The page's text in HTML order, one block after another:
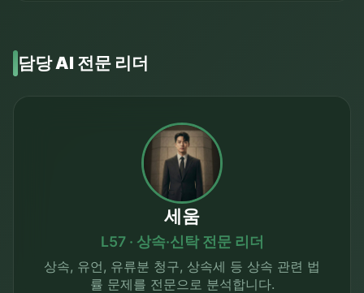
담당 AI 전문 리더
세움
L57 · 상속·신탁 전문 리더
상속, 유언, 유류분 청구, 상속세 등 상속 관련 법
률 문제를 전문으로 분석합니다.